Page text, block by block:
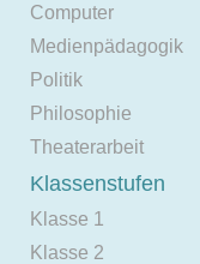
Computer
Medienpädagogik
Politik
Philosophie
Theaterarbeit
Klassenstufen
Klasse 1
Klasse 2